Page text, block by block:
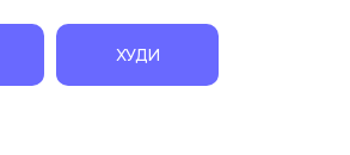
ХУДИ